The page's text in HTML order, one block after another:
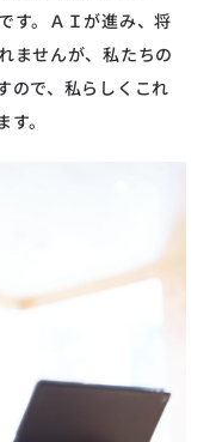
す。ＡＩが進み、将
ませんが、私たちの
ので、私らしくこれ
。